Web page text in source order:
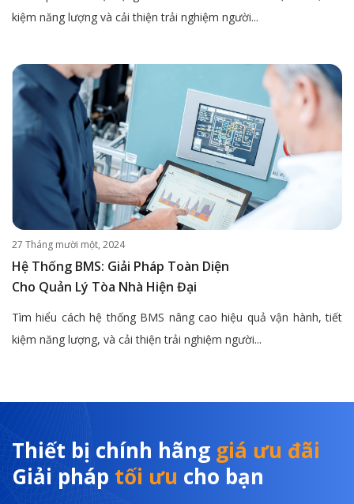
kiệm năng lượng và cải thiện trải nghiệm người...
27 Tháng mười một, 2024
Hệ Thống BMS: Giải Pháp Toàn Diện
Cho Quản Lý Tòa Nhà Hiện Đại
Tìm hiểu cách hệ thống BMS nâng cao hiệu quả vận hành, tiết
kiệm năng lượng, và cải thiện trải nghiệm người...
Thiết bị chính hãng giá ưu đãi
Giải pháp tối ưu cho bạn